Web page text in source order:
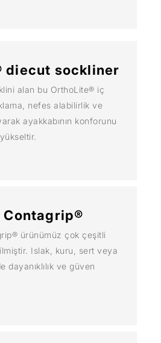
diecut sockliner
alan bu OrthoLite® iç
nefes alabilirlik ve
ayakkabının konforunu
ürünümüz çok çeşitli
Islak, kuru, sert veya
dayanıklılık ve güven